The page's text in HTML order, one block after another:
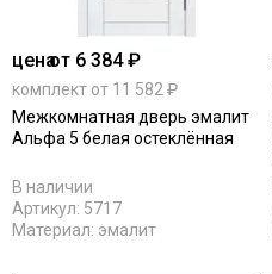
ценаот 6 384 ₽
комплект от 11 582 ₽
Межкомнатная дверь эмалит
Альфа 5 белая остеклённая
В наличии
Артикул: 5717
Материал: эмалит